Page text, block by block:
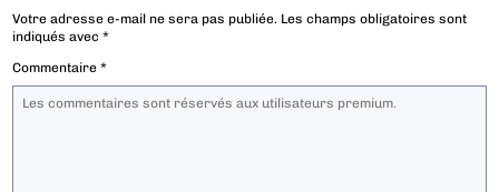
Votre adresse e-mail ne sera pas publiée. Les champs obligatoires sont
indiqués avec*
Commentaire*